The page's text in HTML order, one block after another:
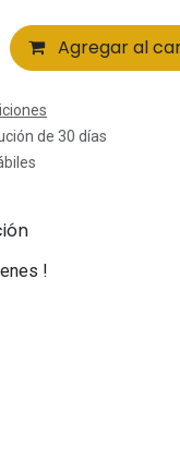
Agregar al
de 30 días
!